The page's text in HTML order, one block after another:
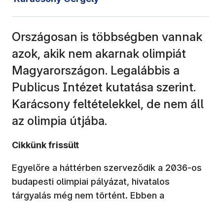
Országosan is többségben vannak
azok, akik nem akarnak olimpiát
Magyarországon. Legalábbis a
Publicus Intézet kutatása szerint.
Karácsony feltételekkel, de nem áll
az olimpia útjába.
Cikkünk frissült
Egyelőre a háttérben szerveződik a 2036-os
budapesti olimpiai pályázat, hivatalos
tárgyalás még nem történt. Ebben a